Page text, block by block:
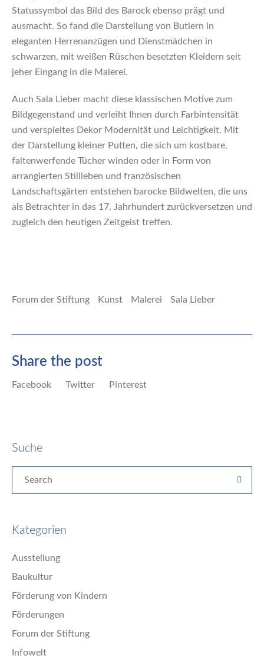
Statussymbol das Bild des Barock ebenso prägt und
ausmacht. So fand die Darstellung von Butlern in
eleganten Herrenanzügen und Dienstmädchen in
schwarzen, mit weißen Rüschen besetzten Kleidern seit
jeher Eingang in die Malerei.
Auch Sala Lieber macht diese klassischen Motive zum
Bildgegenstand und verleiht Ihnen durch Farbintensität
und verspieltes Dekor Modernität und Leichtigkeit. Mit
der Darstellung kleiner Putten, die sich um kostbare,
faltenwerfende Tücher winden oder in Form von
arrangierten Stillleben und französischen
Landschaftsgärten entstehen barocke Bildwelten, die uns
als Betrachter in das 17. Jahrhundert zurückversetzen und
zugleich den heutigen Zeitgeist treffen.
Forum der Stiftung Kunst Malerei Sala Lieber
Share the post
Facebook Twitter Pinterest
Suche
Kategorien
Ausstellung
Baukultur
Förderung von Kindern
Förderungen
Forum der Stiftung
Infowelt